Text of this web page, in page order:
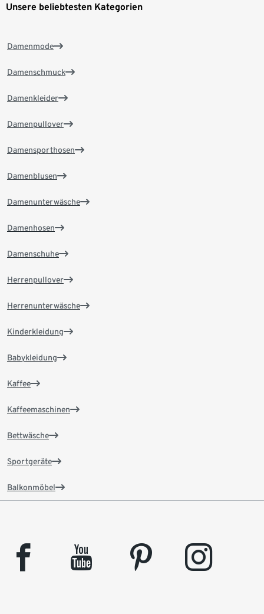
Unsere beliebtesten Kategorien
Damenmode
Damenschmuck
Damenkleider
Damenpullover
Damensporthosen
Damenblusen
Damenunterwäsche
Damenhosen
Damenschuhe
Herrenpullover
Herrenunterwäsche
Kinderkleidung
Babykleidung
Kaffee
Kaffeemaschinen
Bettwäsche
Sportgeräte
Balkonmöbel
facebook youtube pinterest instagram